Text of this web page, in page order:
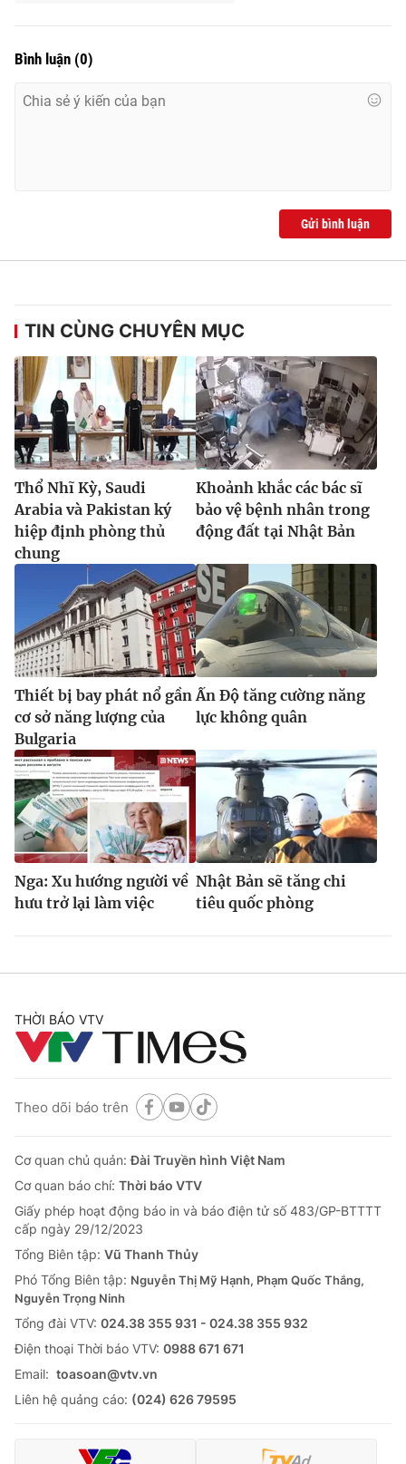
Bình luận (0)
Gửi bình luận
TIN CÙNG CHUYÊN MỤC
Thổ Nhĩ Kỳ, Saudi
Arabia và Pakistan ký
hiệp định phòng thủ
chung
Khoảnh khắc các bác sĩ
bảo vệ bệnh nhân trong
động đất tại Nhật Bản
Thiết bị bay phát nổ gần
cơ sở năng lượng của
Bulgaria
Ấn Độ tăng cường năng
lực không quân
Nga: Xu hướng người về
hưu trở lại làm việc
Nhật Bản sẽ tăng chi
tiêu quốc phòng
THỜI BÁO VTV
Theo dõi báo trên
Cơ quan chủ quản:Đài Truyền hình Việt Nam
Cơ quan báo chí: Thời báo VTV
Giấy phép hoạt động báo in và báo điện tử số 483/GP-BTTTT
cấp ngày 29/12/2023
Tổng Biên tập: Vũ Thanh Thủy
Phó Tổng Biên tập: Nguyễn Thị Mỹ Hạnh, Phạm Quốc Thắng,
Nguyễn Trọng Ninh
Tổng đài VTV: 024.38 355 931 - 024.38 355 932
Ðiện thoại Thời báo VTV: 0988 671 671
Email: toasoan@vtv.vn
Liên hệ quảng cáo: (024) 626 79595